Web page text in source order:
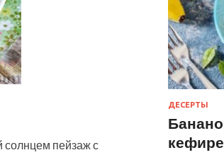
пейзаж с
ДЕСЕРТЫ
кефире